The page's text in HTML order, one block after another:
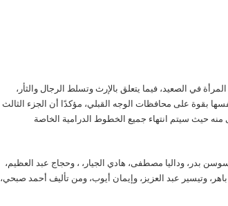
في الصعيد، فيما يتعلق بالإرث وتسلط الرجال والثأر،
بقوة على محافظات الوجه القبلي، مؤكدًا أن الجزء الثالث
حيث سيتم انتهاء جميع الخطوط الدرامية الخاصة
بدر، وداليا مصطفى، هادي الجيار، ، وحجاج عبد العظيم،
وتيسير عبد العزيز، وإيمان أيوب، ومن تأليف أحمد صبحي،